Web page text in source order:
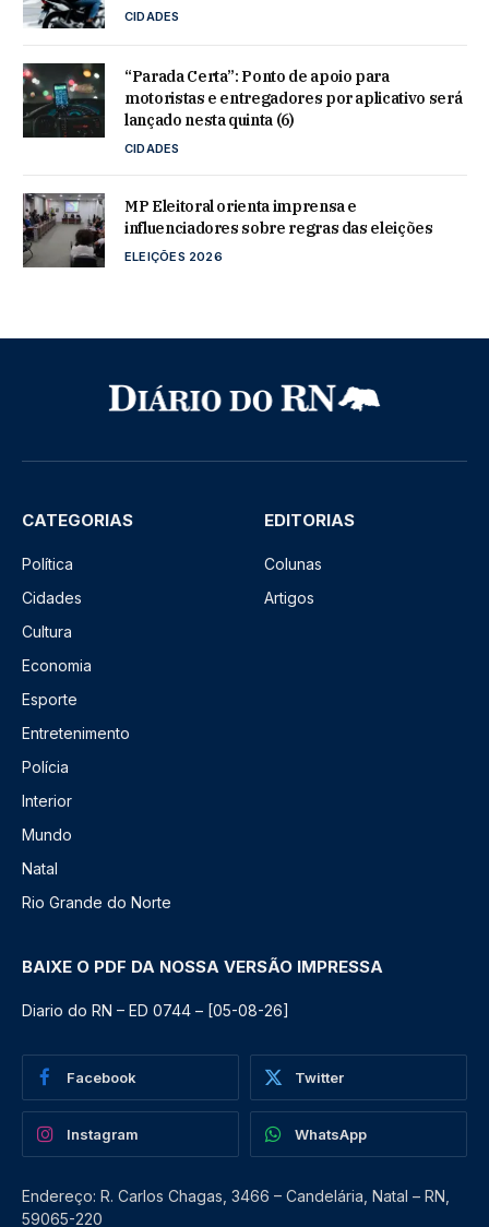
CIDADES
“Parada Certa”: Ponto de apoio para
motoristas e entregadores por aplicativo será
lançado nesta quinta (6)
CIDADES
MP Eleitoral orienta imprensa e
influenciadores sobre regras das eleições
ELEIÇÕES 2026
CATEGORIAS
Política
Cidades
Cultura
Economia
Esporte
Entretenimento
Polícia
Interior
Mundo
Natal
Rio Grande do Norte
EDITORIAS
Colunas
Artigos
BAIXE O PDF DA NOSSA VERSÃO IMPRESSA
Diario do RN – ED 0744 – [05-08-26]
Facebook Twitter
Instagram WhatsApp
Endereço: R. Carlos Chagas, 3466 – Candelária, Natal – RN,
59065-220